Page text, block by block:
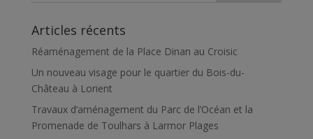
Articles récents
Réaménagement de la Place Dinan au Croisic
Un nouveau visage pour le quartier du Bois-du-
Château à Lorient
Travaux d’aménagement du Parc de l’Océan et la
Promenade de Toulhars à Larmor Plages